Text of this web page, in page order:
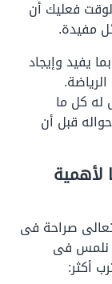
فعليك أن
مفيدة.
يفيد وإيجاد
له كل ما
قبل أن
لأهمية
صراحة فى
نلمس فى
أكثر: